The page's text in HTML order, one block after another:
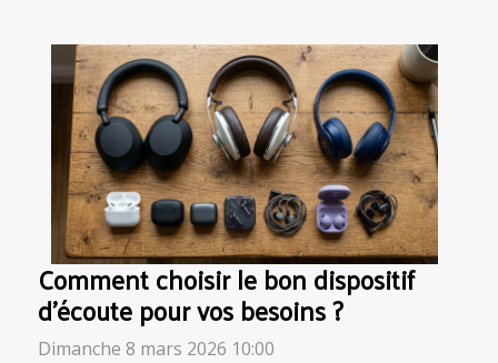
Comment choisir le bon dispositif
d'écoute pour vos besoins ?
Dimanche 8 mars 2026 10:00